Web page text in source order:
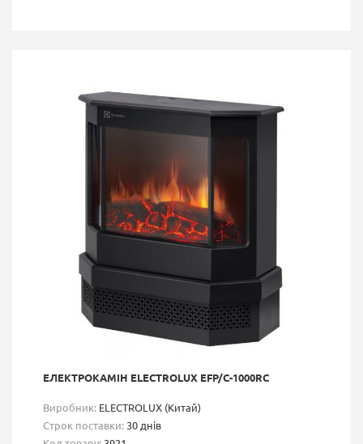
ЕЛЕКТРОКАМІН ELECTROLUX EFP/C-1000RC
Виробник: ELECTROLUX (Китай)
Строк поставки: 30 днів